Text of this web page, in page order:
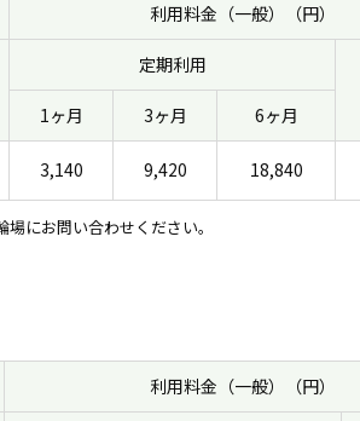
利用料金（一般）（円）
定期利用
1ヶ月
3ヶ月 6ヶ月
3,140 9,420 18,840
にお問い合わせください。
利用料金（一般）（円）